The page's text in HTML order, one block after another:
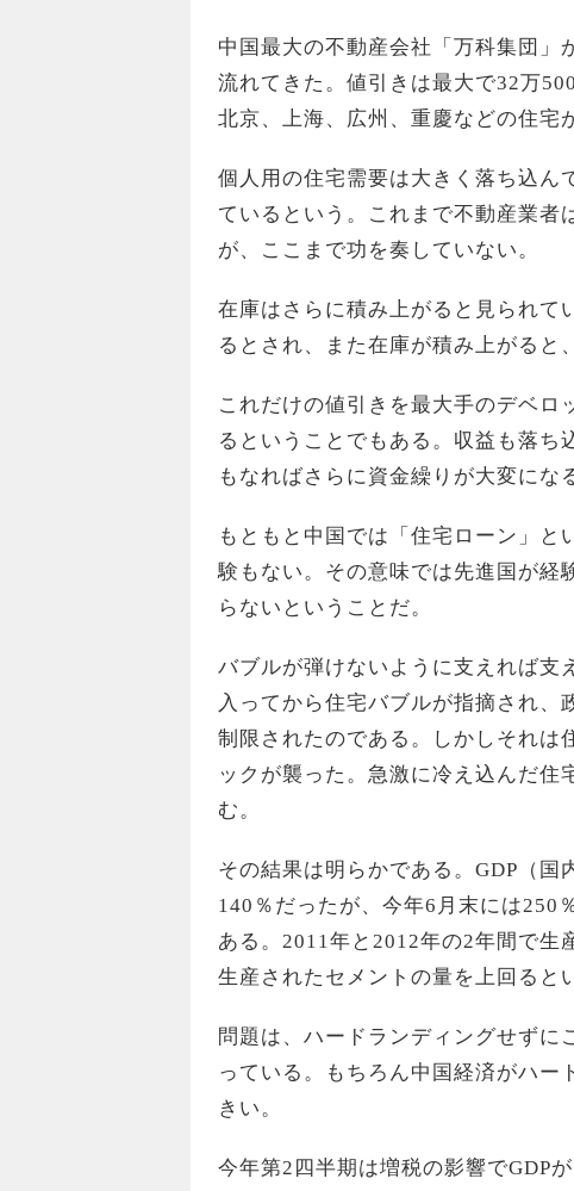
中国最大の不動産会社「万科集団」
流れてきた。値引きは最大で32万
北京、上海、広州、重慶などの住宅
個人用の住宅需要は大きく落ち込ん
ているという。これまで不動産業者
が、ここまで功を奏していない。
在庫はさらに積み上がると見られて
るとされ、また在庫が積み上がると
これだけの値引きを最大手のデベロ
るということでもある。収益も落ち
もなればさらに資金繰りが大変にな
もともと中国では「住宅ローン」と
験もない。その意味では先進国が経
らないということだ。
バブルが弾けないように支えれば支
入ってから住宅バブルが指摘され、
制限されたのである。しかしそれは
ックが襲った。急激に冷え込んだ住
む。
その結果は明らかである。GDP（
140％だったが、今年6月末には250
ある。2011年と2012年の2年間で生
生産されたセメントの量を上回ると
問題は、ハードランディングせずに
っている。もちろん中国経済がハー
きい。
今年第2四半期は増税の影響でGDP